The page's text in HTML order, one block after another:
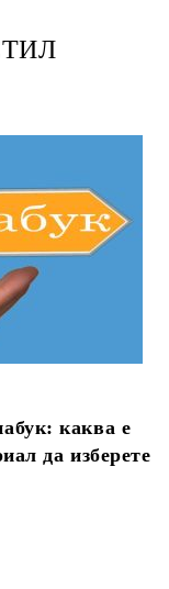
каква е
да изберете